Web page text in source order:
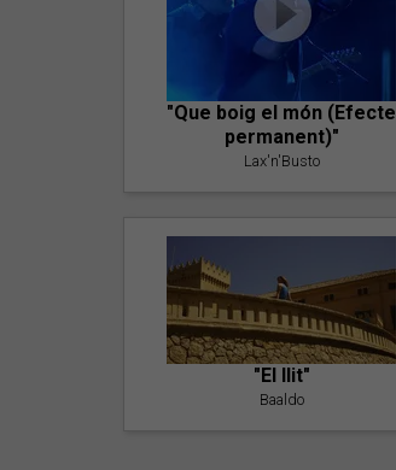
"Que boig el món (Efecte
permanent)"
Lax'n'Busto
"El llit"
Baaldo